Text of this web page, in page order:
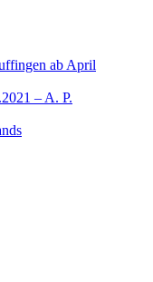
ab April
– A. P.